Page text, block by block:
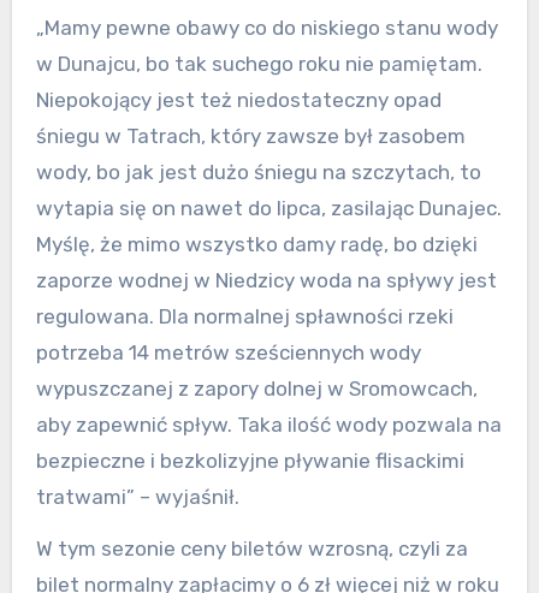
„Mamy pewne obawy co do niskiego stanu wody
w Dunajcu, bo tak suchego roku nie pamiętam.
Niepokojący jest też niedostateczny opad
śniegu w Tatrach, który zawsze był zasobem
wody, bo jak jest dużo śniegu na szczytach, to
wytapia się on nawet do lipca, zasilając Dunajec.
Myślę, że mimo wszystko damy radę, bo dzięki
zaporze wodnej w Niedzicy woda na spływy jest
regulowana. Dla normalnej spławności rzeki
potrzeba 14 metrów sześciennych wody
wypuszczanej z zapory dolnej w Sromowcach,
aby zapewnić spływ. Taka ilość wody pozwala na
bezpieczne i bezkolizyjne pływanie flisackimi
tratwami” – wyjaśnił.
W tym sezonie ceny biletów wzrosną, czyli za
bilet normalny zapłacimy o 6 zł więcej niż w roku